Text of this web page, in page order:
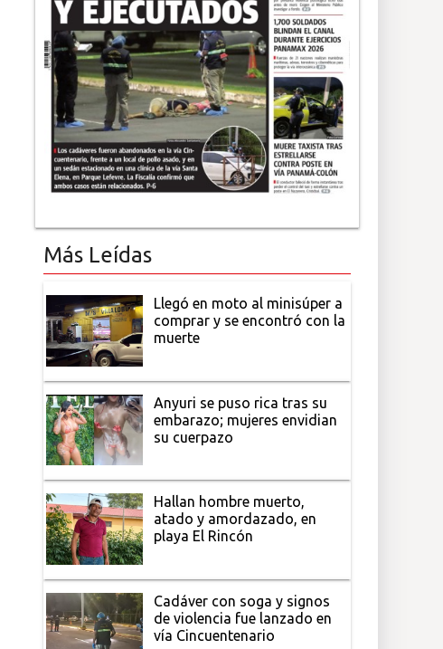
Más Leídas
Llegó en moto al minisúper a
comprar y se encontró con la
muerte
Anyuri se puso rica tras su
embarazo; mujeres envidian
su cuerpazo
Hallan hombre muerto,
atado y amordazado, en
playa El Rincón
Cadáver con soga y signos
de violencia fue lanzado en
vía Cincuentenario